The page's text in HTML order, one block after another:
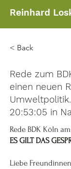
Reinhard
< Back
Rede zum
einen neuen
Umweltpolitik.
20:53:05 in
Rede BDK Köln am
ES GILT DAS
Liebe